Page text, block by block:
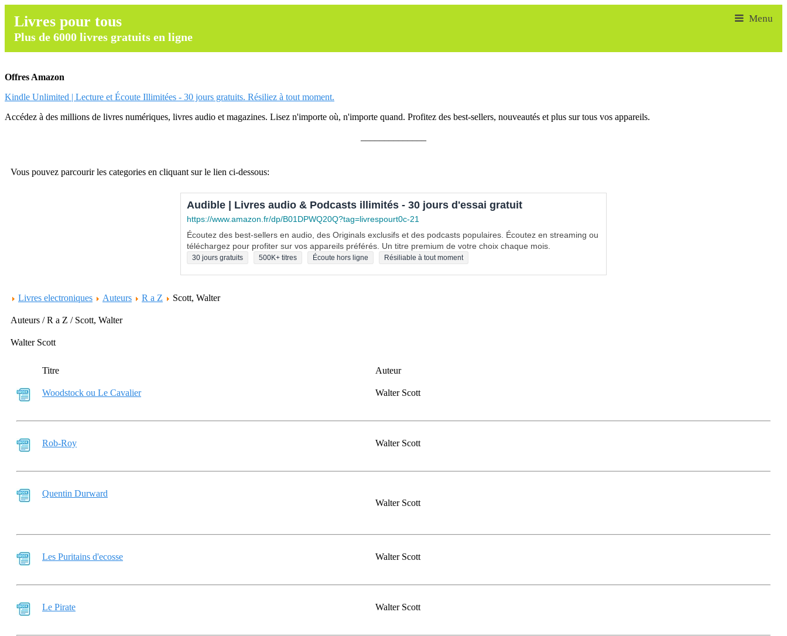
Livres pour tous
Plus de 6000 livres gratuits en ligne
Offres Amazon
Kindle Unlimited | Lecture et Écoute Illimitées - 30 jours gratuits. Résiliez à tout moment.
Accédez à des millions de livres numériques, livres audio et magazines. Lisez n'importe où, n'importe quand. Profitez des best-sellers, nouveautés et plus sur tous vos appareils.
Vous pouvez parcourir les categories en cliquant sur le lien ci-dessous:
Audible | Livres audio & Podcasts illimités - 30 jours d'essai gratuit
https://www.amazon.fr/dp/B01DPWQ20Q?tag=livrespourt0c-21
Écoutez des best-sellers en audio, des Originals exclusifs et des podcasts populaires. Écoutez en streaming ou
téléchargez pour profiter sur vos appareils préférés. Un titre premium de votre choix chaque mois.
30 jours gratuits 500K+ titres Écoute hors ligne Résiliable à tout moment
Livres electroniques Auteurs R a Z Scott, Walter
Auteurs / R a Z / Scott, Walter
Walter Scott
Titre Auteur
Woodstock ou Le Cavalier Walter Scott
Rob-Roy Walter Scott
Quentin Durward
Walter Scott
Les Puritains d'ecosse Walter Scott
Le Pirate Walter Scott